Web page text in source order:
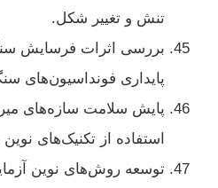
تنش و تغییر شکل.
بررسی اثرات فرسایش
پایداری فونداسیون‌های
پایش سلامت سازه‌های
استفاده از تکنیک‌های
توسعه روش‌های نوین